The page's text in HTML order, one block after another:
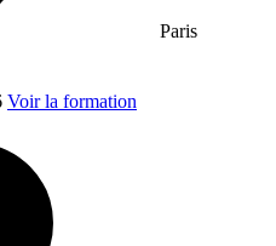
Paris
Voir la formation